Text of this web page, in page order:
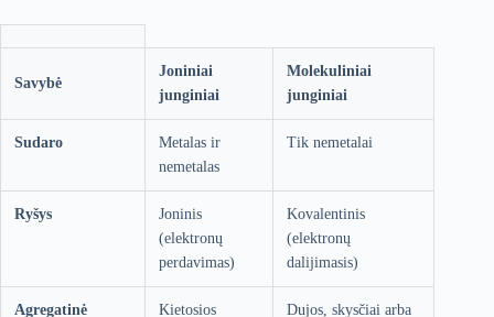
Savybė
Joniniai
junginiai
Molekuliniai
junginiai
Sudaro
Metalas ir
nemetalas
Tik nemetalai
Ryšys
Joninis
(elektronų
perdavimas)
Kovalentinis
(elektronų
dalijimasis)
Agregatinė
Kietosios
Dujos, skysčiai arba